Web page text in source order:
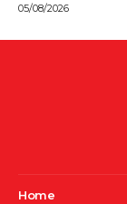
05/08/2026
Home